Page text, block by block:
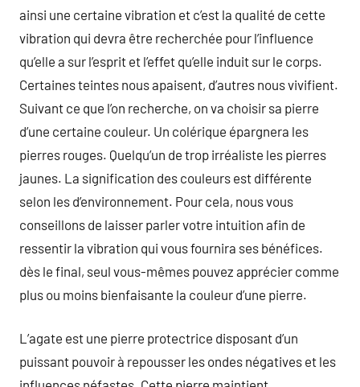
ainsi une certaine vibration et c’est la qualité de cette
vibration qui devra être recherchée pour l’influence
qu’elle a sur l’esprit et l’effet qu’elle induit sur le corps.
Certaines teintes nous apaisent, d’autres nous vivifient.
Suivant ce que l’on recherche, on va choisir sa pierre
d’une certaine couleur. Un colérique épargnera les
pierres rouges. Quelqu’un de trop irréaliste les pierres
jaunes. La signification des couleurs est différente
selon les d’environnement. Pour cela, nous vous
conseillons de laisser parler votre intuition afin de
ressentir la vibration qui vous fournira ses bénéfices.
dès le final, seul vous-mêmes pouvez apprécier comme
plus ou moins bienfaisante la couleur d’une pierre.
L’agate est une pierre protectrice disposant d’un
puissant pouvoir à repousser les ondes négatives et les